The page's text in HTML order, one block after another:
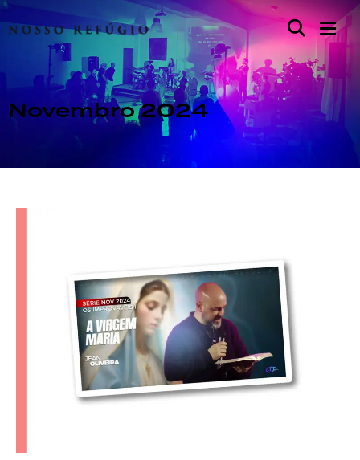
Novembro 2024